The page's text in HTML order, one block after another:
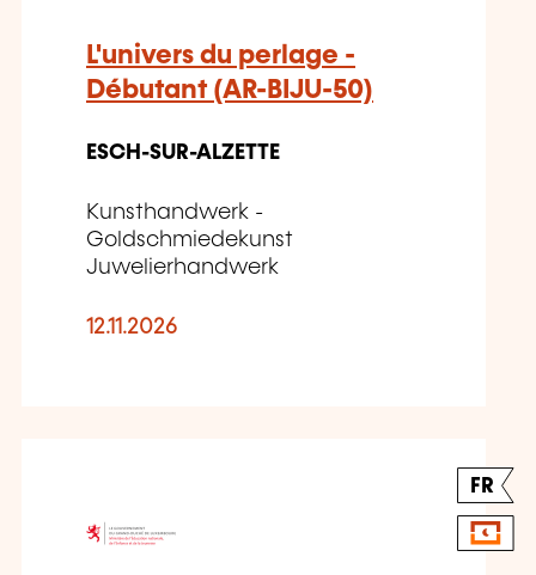
L'univers du perlage -
Débutant (AR-BIJU-50)
ESCH-SUR-ALZETTE
Kunsthandwerk -
Goldschmiedekunst
Juwelierhandwerk
12.11.2026
FR